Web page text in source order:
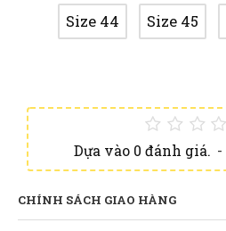
Dựa vào 0 đánh giá. -
Size 44 Size 45
CHÍNH SÁCH GIAO HÀNG